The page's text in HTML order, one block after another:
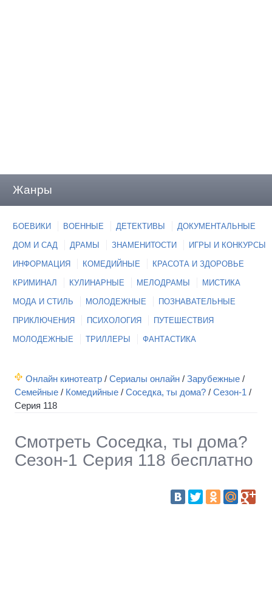
Жанры
БОЕВИКИ ВОЕННЫЕ ДЕТЕКТИВЫ ДОКУМЕНТАЛЬНЫЕ
ДОМ И САД ДРАМЫ ЗНАМЕНИТОСТИ ИГРЫ И КОНКУРСЫ
ИНФОРМАЦИЯ КОМЕДИЙНЫЕ КРАСОТА И ЗДОРОВЬЕ
КРИМИНАЛ КУЛИНАРНЫЕ МЕЛОДРАМЫ МИСТИКА
МОДА И СТИЛЬ МОЛОДЕЖНЫЕ ПОЗНАВАТЕЛЬНЫЕ
ПРИКЛЮЧЕНИЯ ПСИХОЛОГИЯ ПУТЕШЕСТВИЯ
МОЛОДЕЖНЫЕ ТРИЛЛЕРЫ ФАНТАСТИКА
Онлайн кинотеатр / Сериалы онлайн / Зарубежные /
Семейные / Комедийные / Соседка, ты дома? / Сезон-1 /
Серия 118
Смотреть Соседка, ты дома?
Сезон-1 Серия 118 бесплатно